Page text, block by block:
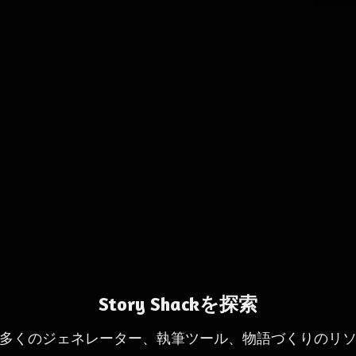
Story Shackを探索
くのジェネレーター、執筆ツール、物語づくりのリ